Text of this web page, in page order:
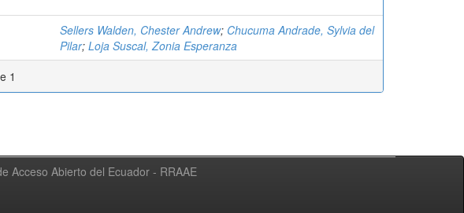
Sellers Walden, Chester Andrew; Chucuma Andrade, Sylvia del
Pilar; Loja Suscal, Zonia Esperanza
1
Acceso Abierto del Ecuador - RRAAE